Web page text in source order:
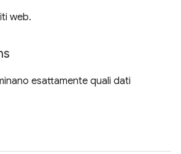
web.
esattamente quali dati